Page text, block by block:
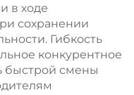
в ходе
сохранении
Гибкость
конкурентное
быстрой смены